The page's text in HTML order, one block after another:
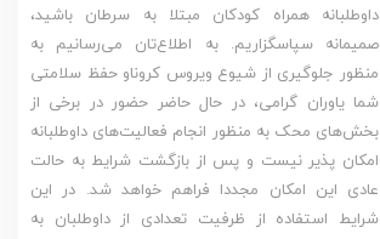
داوطلبانه همراه کودکان مبتلا به سرطان باشید،
صمیمانه سپاسگزاریم. به اطلاع‌تان می‌رسانیم به
منظور جلوگیری از شیوع ویروس کروناو حفظ سلامتی
شما یاوران گرامی، در حال حاضر حضور در برخی از
بخش‌های محک به منظور انجام فعالیت‌های داوطلبانه
امکان پذیر نیست و پس از بازگشت شرایط به حالت
عادی این امکان مجددا فراهم خواهد شد. در این
شرایط استفاده از ظرفیت تعدادی از داوطلبان به